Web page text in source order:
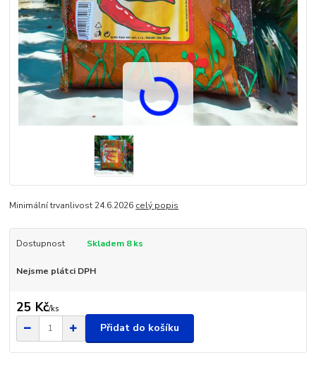
Minimální trvanlivost 24.6.2026 celý popis
Dostupnost Skladem 8 ks
Nejsme plátci DPH
25 Kč/ks
Přidat do košíku